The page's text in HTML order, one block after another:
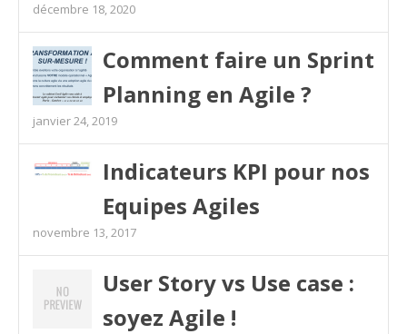
décembre 18, 2020
Comment faire un Sprint
Planning en Agile ?
janvier 24, 2019
Indicateurs KPI pour nos
Equipes Agiles
novembre 13, 2017
User Story vs Use case :
soyez Agile !